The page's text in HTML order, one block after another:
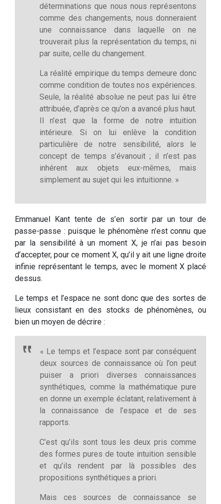
déterminations que nous nous représentons
comme des changements, nous donneraient
une connaissance dans laquelle on ne
trouverait plus la représentation du temps, ni
par suite, celle du changement.
La réalité empirique du temps demeure donc
comme condition de toutes nos expériences.
Seule, la réalité absolue ne peut pas lui être
attribuée, d’après ce qu’on a avancé plus haut.
Il n’est que la forme de notre intuition
intérieure. Si on lui enlève la condition
particulière de notre sensibilité, alors le
concept de temps s’évanouit ; il n’est pas
inhérent aux objets eux-mêmes, mais
simplement au sujet qui les intuitionne. »
Emmanuel Kant tente de s’en sortir par un tour de
passe-passe : puisque le phénomène n’est connu que
par la sensibilité à un moment X, je n’ai pas besoin
d’accepter, pour ce moment X, qu’il y ait une ligne droite
infinie représentant le temps, avec le moment X placé
dessus.
Le temps et l’espace ne sont donc que des sortes de
lieux consistant en des stocks de phénomènes, ou
bien un moyen de décrire :
« Le temps et l’espace sont par conséquent
deux sources de connaissance où l’on peut
puiser a priori diverses connaissances
synthétiques, comme la mathématique pure
en donne un exemple éclatant, relativement à
la connaissance de l’espace et de ses
rapports.
C’est qu’ils sont tous les deux pris comme
des formes pures de toute intuition sensible
et qu’ils rendent par là possibles des
propositions synthétiques a priori.
Mais ces sources de connaissance se